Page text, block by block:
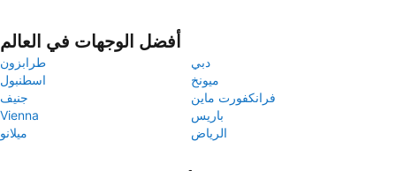
أفضل الوجهات في العالم
طرابزون
دبي
اسطنبول
ميونخ
جنيف
فرانكفورت ماين
Vienna
باريس
ميلانو
الرياض